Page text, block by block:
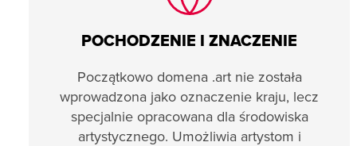
POCHODZENIE I ZNACZENIE
Początkowo domena .art nie została
wprowadzona jako oznaczenie kraju, lecz
specjalnie opracowana dla środowiska
artystycznego. Umożliwia artystom i